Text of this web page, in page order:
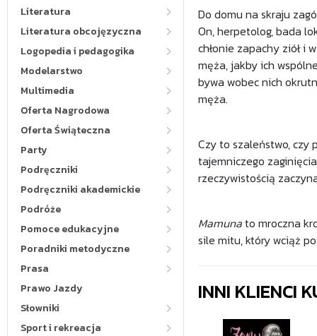
Literatura
Literatura obcojęzyczna
Logopedia i pedagogika
Modelarstwo
Multimedia
Oferta Nagrodowa
Oferta Świąteczna
Party
Podręczniki
Podręczniki akademickie
Podróże
Pomoce edukacyjne
Poradniki metodyczne
Prasa
Prawo Jazdy
Słowniki
Sport i rekreacja
Do domu na skraju
On, herpetolog, bada
chłonie zapachy ziół i
męża, jakby ich
bywa wobec nich
męża.
Czy to szaleństwo, czy
tajemniczego
rzeczywistością
Mamunato mroczna
sile mitu, który wciąż
INNI KLIENCI